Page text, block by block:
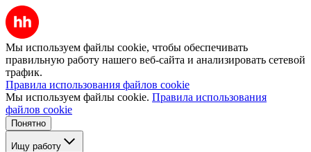
Мы используем файлы cookie, чтобы обеспечивать
правильную работу нашего веб-сайта и анализировать сетевой
трафик.
Правила использования файлов cookie
Мы используем файлы cookie. Правила использования
файлов cookie
Понятно
Ищу работу